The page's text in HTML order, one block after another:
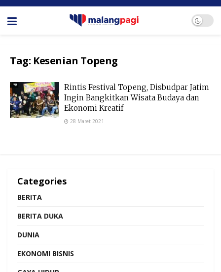
Tag: Kesenian Topeng
Rintis Festival Topeng, Disbudpar Jatim
Ingin Bangkitkan Wisata Budaya dan
Ekonomi Kreatif
28 Maret 2021
Categories
BERITA
BERITA DUKA
DUNIA
EKONOMI BISNIS